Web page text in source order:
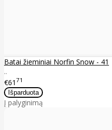
Batai žieminiai Norfin Snow - 41
..
€61 71
Į palyginimą